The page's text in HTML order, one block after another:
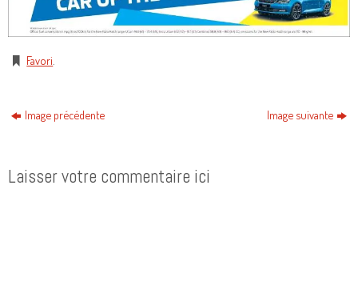
Favori
Image précédente Image suivante
Laisser votre commentaire ici